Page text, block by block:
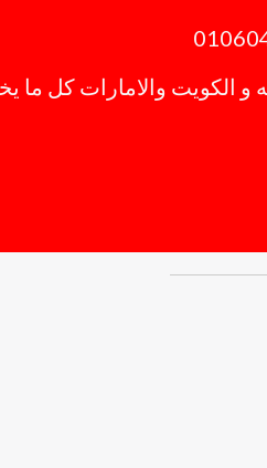
الكويت والامارات كل ما